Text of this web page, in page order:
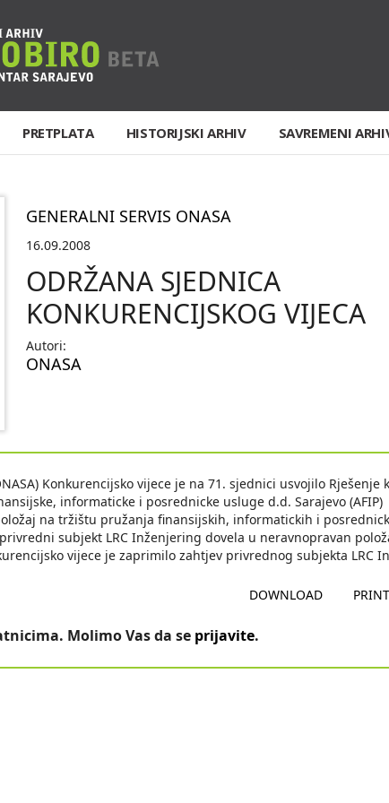
PRETPLATA HISTORIJSKI ARHIV SAVREMENI
GENERALNI SERVIS ONASA
16.09.2008
ODRŽANA SJEDNICA
KONKURENCIJSKOG VIJECA
Autori:
ONASA
Konkurencijsko vijece je na 71. sjednici usvojilo Rješenje
informaticke i posrednicke usluge d.d. Sarajevo (AFIP)
na tržištu pružanja finansijskih, informatickih i
subjekt LRC Inženjering dovela u neravnopravan
vijece je zaprimilo zahtjev privrednog subjekta LRC
DOWNLOAD PRINT
Molimo Vas da se prijavite.